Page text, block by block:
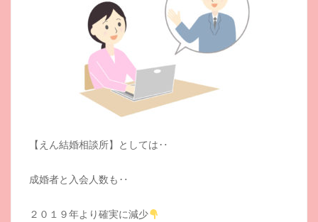
【えん結婚相談所】としては‥
成婚者と入会人数も‥
２０１９年より確実に減少